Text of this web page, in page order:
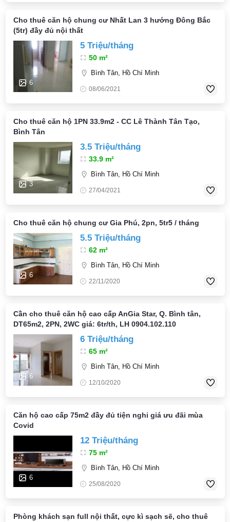
Cho thuê căn hộ chung cư Nhất Lan 3 hướng Đông Bắc
(5tr) đầy đủ nội thất
6
5 Triệu/tháng
50 m²
Bình Tân, Hồ Chí Minh
08/06/2021
Cho thuê căn hộ 1PN 33.9m2 - CC Lê Thành Tân Tạo,
Bình Tân
3
3.5 Triệu/tháng
33.9 m²
Bình Tân, Hồ Chí Minh
27/04/2021
Cho thuê căn hộ chung cư Gia Phú, 2pn, 5tr5 / tháng
6
5.5 Triệu/tháng
62 m²
Bình Tân, Hồ Chí Minh
22/11/2020
Cần cho thuê căn hộ cao cấp AnGia Star, Q. Bình tân,
DT65m2, 2PN, 2WC giá: 6tr/th, LH 0904.102.110
6
6 Triệu/tháng
65 m²
Bình Tân, Hồ Chí Minh
12/10/2020
Căn hộ cao cấp 75m2 đầy đủ tiện nghi giá ưu đãi mùa
Covid
6
12 Triệu/tháng
75 m²
Bình Tân, Hồ Chí Minh
25/08/2020
Phòng khách sạn full nội thất, cực kì sạch sẽ, cho thuê